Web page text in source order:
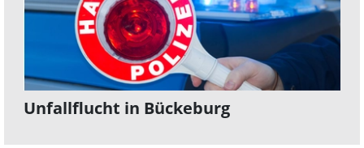
Unfallflucht in Bückeburg